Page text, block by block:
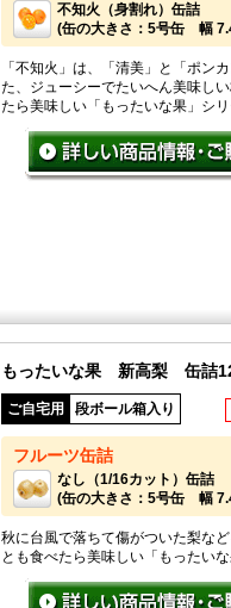
不知火（身割れ）缶詰
(缶の大きさ：5号缶 幅
「不知火」は、「清美」と「ポン
た、ジューシーでたいへん美味し
たら美味しい「もったいな果」シリ
もったいな果 新高梨 缶詰
ご自宅用 段ボール箱入り
フルーツ缶詰
なし（1/16カット）缶詰
(缶の大きさ：5号缶 幅
秋に台風で落ちて傷がついた梨な
とも食べたら美味しい「もったいな